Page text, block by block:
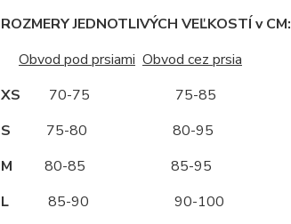
ROZMERY JEDNOTLIVÝCH VEĽKOSTÍ v CM:
Obvod pod prsiami Obvod cez prsia
XS 70-75 75-85
S 75-80 80-95
M 80-85 85-95
L85-90 90-100